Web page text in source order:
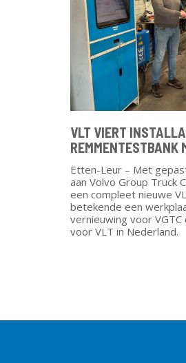
VLT VIERT
REMMENTESTBANK
Etten-Leur – Met
aan Volvo Group Truck
een compleet nieuwe
betekende een
vernieuwing voor
voor VLT in Nederland.